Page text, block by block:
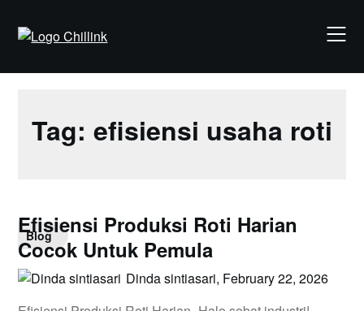
content
Tag: efisiensi usaha roti
Blog
Efisiensi Produksi Roti Harian
Cocok Untuk Pemula
Dinda sintiasari, February 22, 2026